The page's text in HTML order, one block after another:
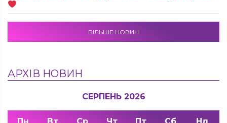
БІЛЬШЕ НОВИН
АРХІВ НОВИН
СЕРПЕНЬ 2026
Пн Вт Ср Чт Пт Сб Нд